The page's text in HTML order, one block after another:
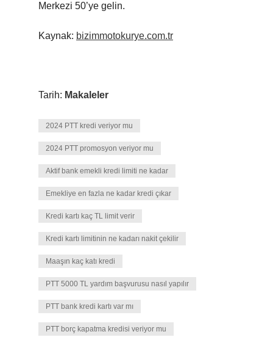
Merkezi 50’ye gelin.
Kaynak: bizimmotokurye.com.tr
Tarih: Makaleler
2024 PTT kredi veriyor mu
2024 PTT promosyon veriyor mu
Aktif bank emekli kredi limiti ne kadar
Emekliye en fazla ne kadar kredi çıkar
Kredi kartı kaç TL limit verir
Kredi kartı limitinin ne kadarı nakit çekilir
Maaşın kaç katı kredi
PTT 5000 TL yardım başvurusu nasıl yapılır
PTT bank kredi kartı var mı
PTT borç kapatma kredisi veriyor mu